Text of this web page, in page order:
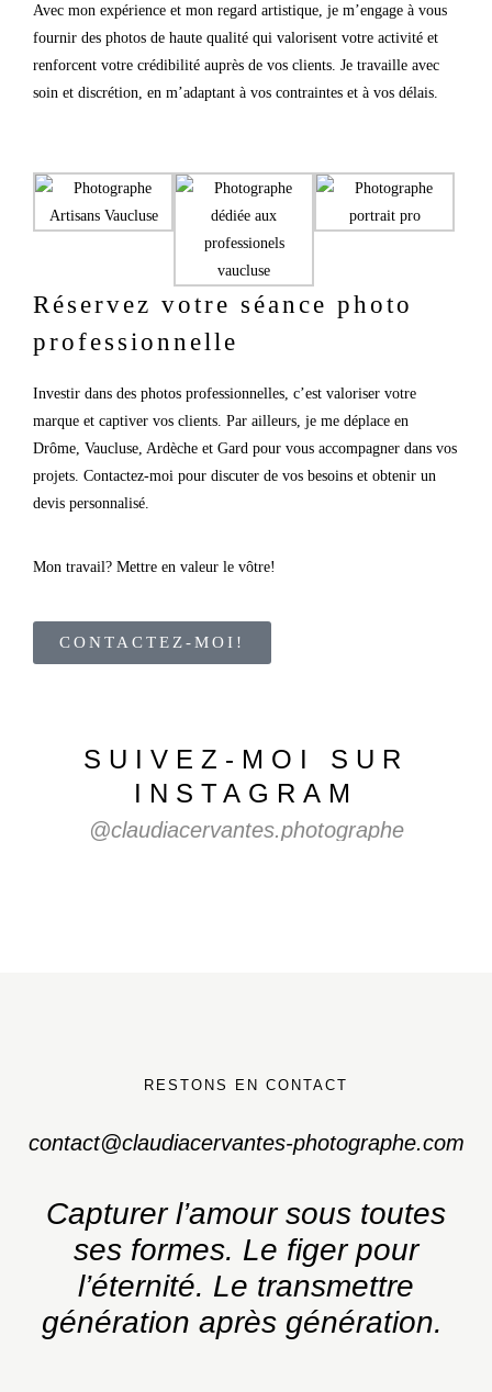
Avec mon expérience et mon regard artistique, je m’engage à vous
fournir des photos de haute qualité qui valorisent votre activité et
renforcent votre crédibilité auprès de vos clients. Je travaille avec
soin et discrétion, en m’adaptant à vos contraintes et à vos délais.
Réservez votre séance photo
professionnelle
Investir dans des photos professionnelles, c’est valoriser votre
marque et captiver vos clients. Par ailleurs, je me déplace en
Drôme, Vaucluse, Ardèche et Gard pour vous accompagner dans vos
projets. Contactez-moi pour discuter de vos besoins et obtenir un
devis personnalisé.
Mon travail? Mettre en valeur le vôtre!
CONTACTEZ-MOI!
SUIVEZ-MOI
SUR
INSTAGRAM
@claudiacervantes.photographe
RESTONS EN CONTACT
contact@claudiacervantes-photographe.com
Capturer l’amour sous toutes
ses formes. Le figer pour
l’éternité. Le transmettre
génération après génération.